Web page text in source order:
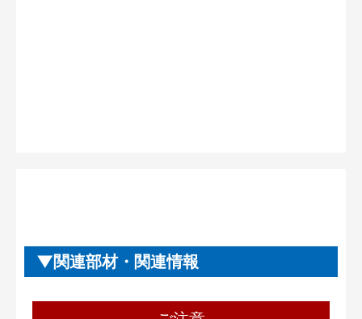
関連部材・関連情報